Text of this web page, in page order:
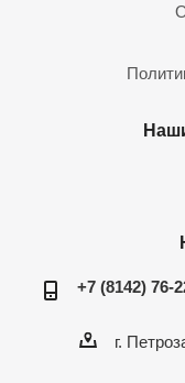
+7 (8142) 76-
г.